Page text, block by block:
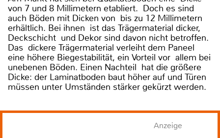
von 7 und 8 Millimetern etabliert. Doch es sind
auch Böden mit Dicken von bis zu 12 Millimetern
erhältlich. Bei ihnen ist das Trägermaterial dicker,
Deckschicht und Dekor sind davon nicht betroffen.
Das dickere Trägermaterial verleiht dem Paneel
eine höhere Biegestabilität, ein Vorteil vor allem bei
unebenen Böden. Einen Nachteil hat die größere
Dicke: der Laminatboden baut höher auf und Türen
müssen unter Umständen stärker gekürzt werden.
Anzeige